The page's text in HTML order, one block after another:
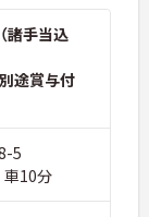
諸手当込
途賞与付
5
車10分